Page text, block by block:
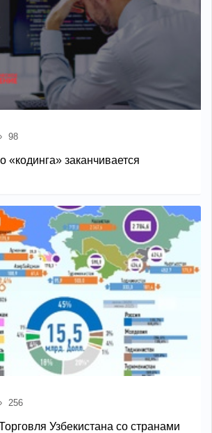
98
«кодинга» заканчивается
256
Узбекистана со странами